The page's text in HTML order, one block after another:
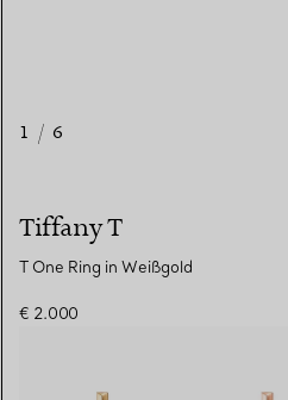
1 / 6
Tiffany T
T One Ring in Weißgold
€ 2.000